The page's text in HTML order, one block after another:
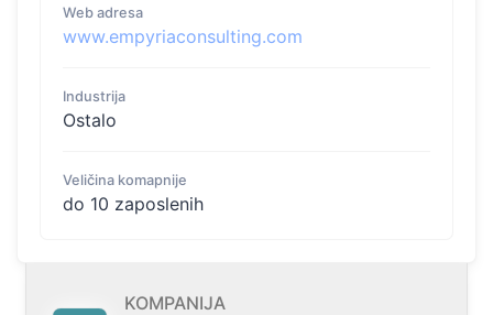
Web adresa
www.empyriaconsulting.com
Industrija
Ostalo
Veličina komapnije
do 10 zaposlenih
KOMPANIJA